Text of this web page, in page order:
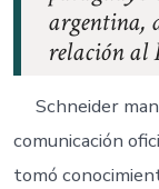
argentina,
relación al
Schneider
comunicación
tomó